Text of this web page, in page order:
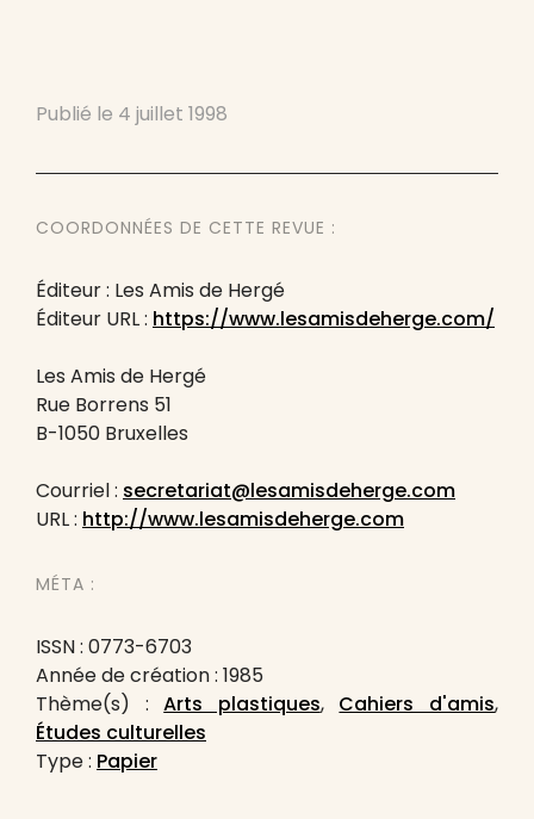
Publié le 4 juillet 1998
COORDONNÉES DE CETTE REVUE :
Éditeur : Les Amis de Hergé
Éditeur URL : https://www.lesamisdeherge.com/
Les Amis de Hergé
Rue Borrens 51
B-1050 Bruxelles
Courriel : secretariat@lesamisdeherge.com
URL : http://www.lesamisdeherge.com
MÉTA :
ISSN : 0773-6703
Année de création : 1985
Thème(s) :Arts plastiques, Cahiers d'amis,
Études culturelles
Type : Papier